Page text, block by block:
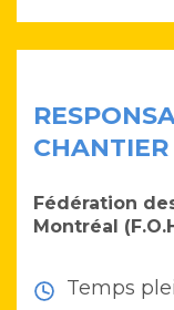
Fédération
Montréal
Temps